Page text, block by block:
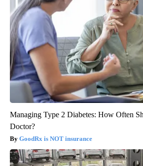
Managing Type 2 Diabetes: How Often
Doctor?
GoodRx is NOT insurance